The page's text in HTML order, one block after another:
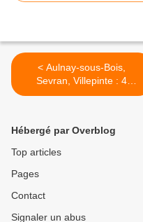
< Aulnay-sous-Bois,
Sevran, Villepinte : 4
hommes en prison après la
Hébergé par Overblog
Top articles
Pages
Contact
Signaler un abus